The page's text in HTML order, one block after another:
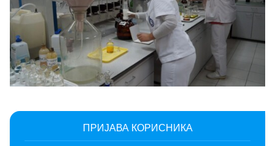
ПРИЈАВА КОРИСНИКА